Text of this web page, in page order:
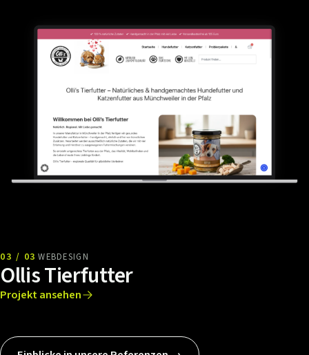
03 / 03 WEBDESIGN
Ollis Tierfutter
Projekt ansehen